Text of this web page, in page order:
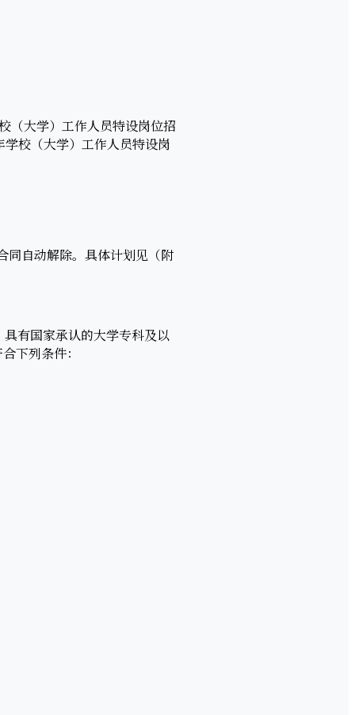
大学）工作人员特设岗位招
校（大学）工作人员特设岗
自动解除。具体计划见（附
有国家承认的大学专科及以
下列条件：